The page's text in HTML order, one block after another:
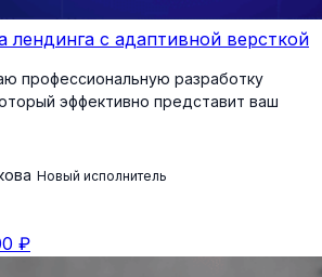
лендинга с адаптивной версткой
профессиональную разработку
эффективно представит ваш
Новый исполнитель
₽